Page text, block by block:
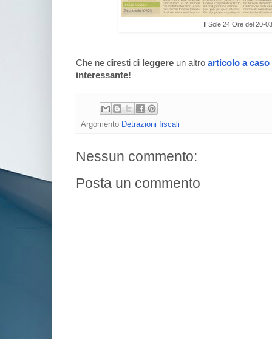
Il Sole 24 Ore del 20-
Che ne diresti di leggere un altro articolo a caso
interessante!
Argomento Detrazioni fiscali
Nessun commento:
Posta un commento